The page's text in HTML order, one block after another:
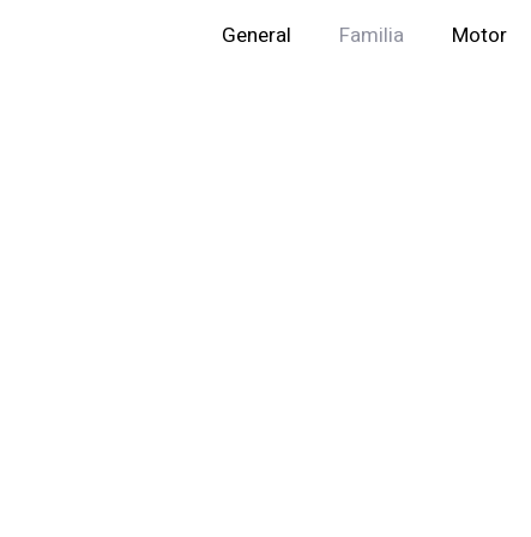
General Familia Motor